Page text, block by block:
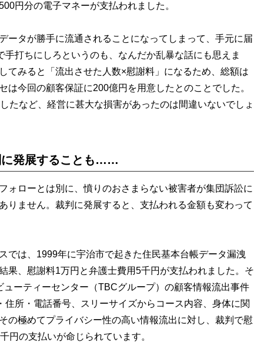
円分の電子マネーが支払われました。
ータが勝手に流通されることになってしまって、手元に届
打ちにしろというのも、なんだか乱暴な話にも思えま
てみると「流出させた人数×慰謝料」になるため、総額は
は今回の顧客保証に200億円を用意したとのことでした。
たなど、経営に甚大な損害があったのは間違いないでしょ
に発展することも……
ォローとは別に、憤りのおさまらない被害者が集団訴訟に
りません。裁判に発展すると、支払われる金額も変わって
では、1999年に宇治市で起きた住民基本台帳データ漏洩
果、慰謝料1万円と弁護士費用5千円が支払われました。そ
ューティーセンター（TBCグループ）の顧客情報流出事件
住所・電話番号、スリーサイズからコース内容、身体に関
の極めてプライバシー性の高い情報流出に対し、裁判で慰
円の支払いが命じられています。